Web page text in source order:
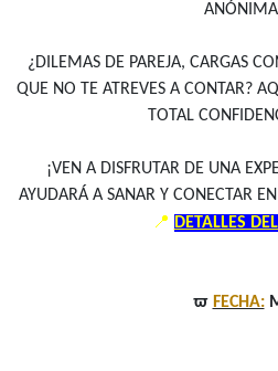
¿DILEMAS DE PAREJA, CARGAS
QUE NO TE ATREVES A CONTAR?
TOTAL
¡VEN A DISFRUTAR DE UNA
AYUDARÁ A SANAR Y CONECTAR
📍 DETALLES
ϖ FECHA: